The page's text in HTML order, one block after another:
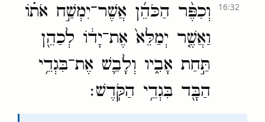
וְכִפֶּ֨ר הַכֹּהֵ֜ן אֲשֶׁר־יִמְשַׁ֣ח אֹת֗וֹ
וַאֲשֶׁ֤ר יְמַלֵּא֙ אֶת־יָד֔וֹ לְכַהֵ֖ן
תַּ֣חַת אָבִ֑יו וְלָבַ֛שׁ אֶת־בִּגְדֵ֥י
הַבָּ֖ד בִּגְדֵ֥י הַקֹּֽדֶשׁ׃
16:32